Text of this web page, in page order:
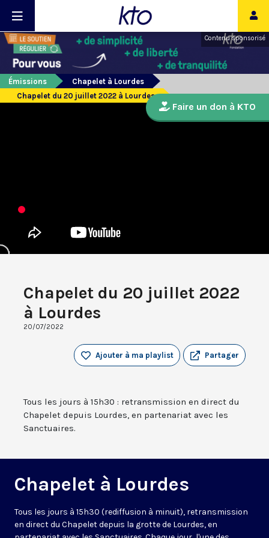
Contenu sponsorisé
Émissions
Chapelet à Lourdes
Chapelet du 20 juillet 2022 à Lourdes
Chapelet du 20 juillet 2022
à Lourdes
20/07/2022
Partager
Ajouter à ma playlist
Tous les jours à 15h30 : retransmission en direct du
Chapelet depuis Lourdes, en partenariat avec les
Sanctuaires.
Chapelet à Lourdes
Tous les jours à 15h30 (rediffusion à minuit), retransmission
en direct du Chapelet depuis la grotte de Lourdes, en
Faire un don à KTO